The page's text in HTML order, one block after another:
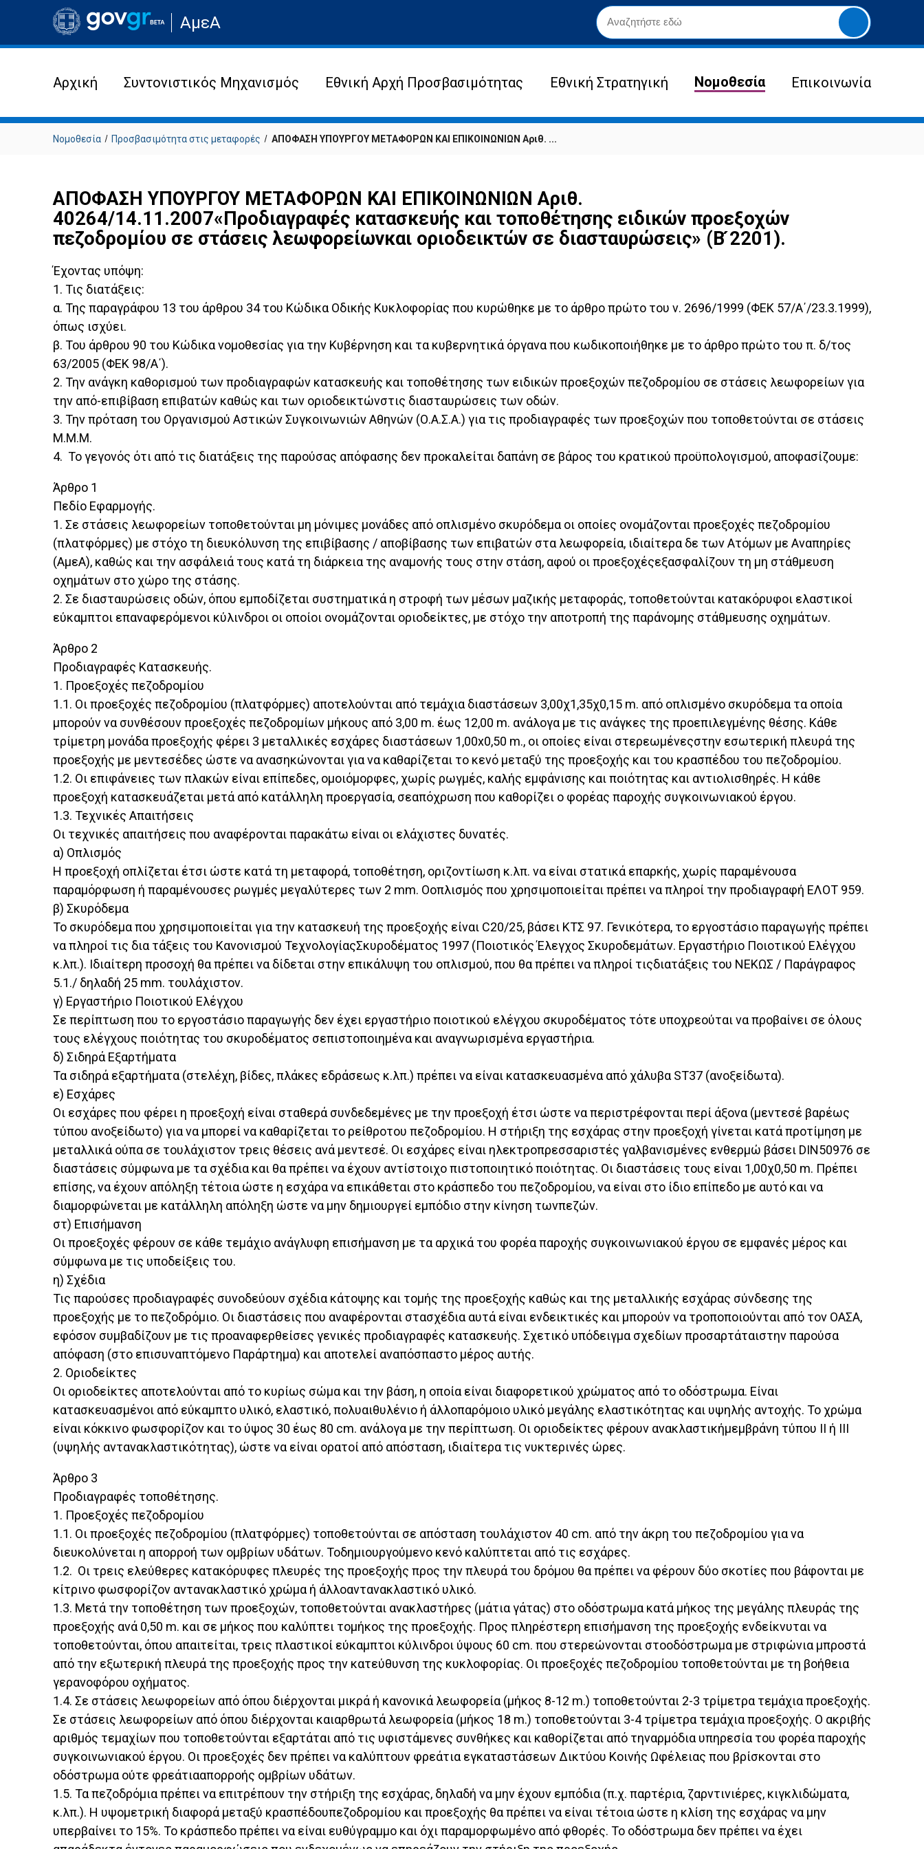
Μετάβαση
στην
σελίδα
ιστότοπου
ΑμεΑ
Yποβολή
αναζήτησης
Αρχική Συντονιστικός Μηχανισμός Εθνική Αρχή Προσβασιμότητας Εθνική Στρατηγική Νομοθεσία Επικοινωνία
Νομοθεσία Προσβασιμότητα στις μεταφορές ΑΠΟΦΑΣΗ ΥΠΟΥΡΓΟΥ ΜΕΤΑΦΟΡΩΝ ΚΑΙ ΕΠΙΚΟΙΝΩΝΙΩΝ Αριθ. ...
ΑΠΟΦΑΣΗ ΥΠΟΥΡΓΟΥ ΜΕΤΑΦΟΡΩΝ ΚΑΙ ΕΠΙΚΟΙΝΩΝΙΩΝ Αριθ.
40264/14.11.2007«Προδιαγραφές κατασκευής και τοποθέτησης ειδικών προεξοχών
πεζοδρομίου σε στάσεις λεωφορείωνκαι οριοδεικτών σε διασταυρώσεις» (Β ́2201).
Έχοντας υπόψη:
1. Τις διατάξεις:
α. Της παραγράφου 13 του άρθρου 34 του Κώδικα Οδικής Κυκλοφορίας που κυρώθηκε με το άρθρο πρώτο του ν. 2696/1999 (ΦΕΚ 57/A΄/23.3.1999),
όπως ισχύει.
β. Του άρθρου 90 του Κώδικα νομοθεσίας για την Κυβέρνηση και τα κυβερνητικά όργανα που κωδικοποιήθηκε με το άρθρο πρώτο του π. δ/τος
63/2005 (ΦΕΚ 98/Α΄).
2. Την ανάγκη καθορισμού των προδιαγραφών κατασκευής και τοποθέτησης των ειδικών προεξοχών πεζοδρομίου σε στάσεις λεωφορείων για
την από-επιβίβαση επιβατών καθώς και των οριοδεικτώνστις διασταυρώσεις των οδών.
3. Την πρόταση του Οργανισμού Αστικών Συγκοινωνιών Αθηνών (Ο.Α.Σ.Α.) για τις προδιαγραφές των προεξοχών που τοποθετούνται σε στάσεις
Μ.Μ.Μ.
4. Το γεγονός ότι από τις διατάξεις της παρούσας απόφασης δεν προκαλείται δαπάνη σε βάρος του κρατικού προϋπολογισμού, αποφασίζουμε:
Άρθρο 1
Πεδίο Εφαρμογής.
1. Σε στάσεις λεωφορείων τοποθετούνται μη μόνιμες μονάδες από οπλισμένο σκυρόδεμα οι οποίες ονομάζονται προεξοχές πεζοδρομίου
(πλατφόρμες) με στόχο τη διευκόλυνση της επιβίβασης / αποβίβασης των επιβατών στα λεωφορεία, ιδιαίτερα δε των Ατόμων με Αναπηρίες
(ΑμεΑ), καθώς και την ασφάλειά τους κατά τη διάρκεια της αναμονής τους στην στάση, αφού οι προεξοχέςεξασφαλίζουν τη μη στάθμευση
οχημάτων στο χώρο της στάσης.
2. Σε διασταυρώσεις οδών, όπου εμποδίζεται συστηματικά η στροφή των μέσων μαζικής μεταφοράς, τοποθετούνται κατακόρυφοι ελαστικοί
εύκαμπτοι επαναφερόμενοι κύλινδροι οι οποίοι ονομάζονται οριοδείκτες, με στόχο την αποτροπή της παράνομης στάθμευσης οχημάτων.
Άρθρο 2
Προδιαγραφές Κατασκευής.
1. Προεξοχές πεζοδρομίου
1.1. Οι προεξοχές πεζοδρομίου (πλατφόρμες) αποτελούνται από τεμάχια διαστάσεων 3,00χ1,35χ0,15 m. από οπλισμένο σκυρόδεμα τα οποία
μπορούν να συνθέσουν προεξοχές πεζοδρομίων μήκους από 3,00 m. έως 12,00 m. ανάλογα με τις ανάγκες της προεπιλεγμένης θέσης. Κάθε
τρίμετρη μονάδα προεξοχής φέρει 3 μεταλλικές εσχάρες διαστάσεων 1,00x0,50 m., οι οποίες είναι στερεωμένεςστην εσωτερική πλευρά της
προεξοχής με μεντεσέδες ώστε να ανασηκώνονται για να καθαρίζεται το κενό μεταξύ της προεξοχής και του κρασπέδου του πεζοδρομίου.
1.2. Οι επιφάνειες των πλακών είναι επίπεδες, ομοιόμορφες, χωρίς ρωγμές, καλής εμφάνισης και ποιότητας και αντιολισθηρές. Η κάθε
προεξοχή κατασκευάζεται μετά από κατάλληλη προεργασία, σεαπόχρωση που καθορίζει ο φορέας παροχής συγκοινωνιακού έργου.
1.3. Τεχνικές Απαιτήσεις
Οι τεχνικές απαιτήσεις που αναφέρονται παρακάτω είναι οι ελάχιστες δυνατές.
α) Οπλισμός
Η προεξοχή οπλίζεται έτσι ώστε κατά τη μεταφορά, τοποθέτηση, οριζοντίωση κ.λπ. να είναι στατικά επαρκής, χωρίς παραμένουσα
παραμόρφωση ή παραμένουσες ρωγμές μεγαλύτερες των 2 mm. Οοπλισμός που χρησιμοποιείται πρέπει να πληροί την προδιαγραφή ΕΛΟΤ 959.
β) Σκυρόδεμα
Το σκυρόδεμα που χρησιμοποιείται για την κατασκευή της προεξοχής είναι C20/25, βάσει ΚΤΣ 97. Γενικότερα, το εργοστάσιο παραγωγής πρέπει
να πληροί τις δια τάξεις του Κανονισμού ΤεχνολογίαςΣκυροδέματος 1997 (Ποιοτικός Έλεγχος Σκυροδεμάτων. Εργαστήριο Ποιοτικού Ελέγχου
κ.λπ.). Ιδιαίτερη προσοχή θα πρέπει να δίδεται στην επικάλυψη του οπλισμού, που θα πρέπει να πληροί τιςδιατάξεις του ΝΕΚΩΣ / Παράγραφος
5.1./ δηλαδή 25 mm. τουλάχιστον.
γ) Εργαστήριο Ποιοτικού Ελέγχου
Σε περίπτωση που το εργοστάσιο παραγωγής δεν έχει εργαστήριο ποιοτικού ελέγχου σκυροδέματος τότε υποχρεούται να προβαίνει σε όλους
τους ελέγχους ποιότητας του σκυροδέματος σεπιστοποιημένα και αναγνωρισμένα εργαστήρια.
δ) Σιδηρά Εξαρτήματα
Τα σιδηρά εξαρτήματα (στελέχη, βίδες, πλάκες εδράσεως κ.λπ.) πρέπει να είναι κατασκευασμένα από χάλυβα ST37 (ανοξείδωτα).
ε) Εσχάρες
Οι εσχάρες που φέρει η προεξοχή είναι σταθερά συνδεδεμένες με την προεξοχή έτσι ώστε να περιστρέφονται περί άξονα (μεντεσέ βαρέως
τύπου ανοξείδωτο) για να μπορεί να καθαρίζεται το ρείθροτου πεζοδρομίου. Η στήριξη της εσχάρας στην προεξοχή γίνεται κατά προτίμηση με
μεταλλικά ούπα σε τουλάχιστον τρεις θέσεις ανά μεντεσέ. Οι εσχάρες είναι ηλεκτροπρεσσαριστές γαλβανισμένες ενθερμώ βάσει DIN50976 σε
διαστάσεις σύμφωνα με τα σχέδια και θα πρέπει να έχουν αντίστοιχο πιστοποιητικό ποιότητας. Οι διαστάσεις τους είναι 1,00χ0,50 m. Πρέπει
επίσης, να έχουν απόληξη τέτοια ώστε η εσχάρα να επικάθεται στο κράσπεδο του πεζοδρομίου, να είναι στο ίδιο επίπεδο με αυτό και να
διαμορφώνεται με κατάλληλη απόληξη ώστε να μην δημιουργεί εμπόδιο στην κίνηση τωνπεζών.
στ) Επισήμανση
Οι προεξοχές φέρουν σε κάθε τεμάχιο ανάγλυφη επισήμανση με τα αρχικά του φορέα παροχής συγκοινωνιακού έργου σε εμφανές μέρος και
σύμφωνα με τις υποδείξεις του.
η) Σχέδια
Τις παρούσες προδιαγραφές συνοδεύουν σχέδια κάτοψης και τομής της προεξοχής καθώς και της μεταλλικής εσχάρας σύνδεσης της
προεξοχής με το πεζοδρόμιο. Οι διαστάσεις που αναφέρονται στασχέδια αυτά είναι ενδεικτικές και μπορούν να τροποποιούνται από τον ΟΑΣΑ,
εφόσον συμβαδίζουν με τις προαναφερθείσες γενικές προδιαγραφές κατασκευής. Σχετικό υπόδειγμα σχεδίων προσαρτάταιστην παρούσα
απόφαση (στο επισυναπτόμενο Παράρτημα) και αποτελεί αναπόσπαστο μέρος αυτής.
2. Οριοδείκτες
Οι οριοδείκτες αποτελούνται από το κυρίως σώμα και την βάση, η οποία είναι διαφορετικού χρώματος από το οδόστρωμα. Είναι
κατασκευασμένοι από εύκαμπτο υλικό, ελαστικό, πολυαιθυλένιο ή άλλοπαρόμοιο υλικό μεγάλης ελαστικότητας και υψηλής αντοχής. Το χρώμα
είναι κόκκινο φωσφορίζον και το ύψος 30 έως 80 cm. ανάλογα με την περίπτωση. Οι οριοδείκτες φέρουν ανακλαστικήμεμβράνη τύπου ΙΙ ή ΙΙΙ
(υψηλής αντανακλαστικότητας), ώστε να είναι ορατοί από απόσταση, ιδιαίτερα τις νυκτερινές ώρες.
Άρθρο 3
Προδιαγραφές τοποθέτησης.
1. Προεξοχές πεζοδρομίου
1.1. Οι προεξοχές πεζοδρομίου (πλατφόρμες) τοποθετούνται σε απόσταση τουλάχιστον 40 cm. από την άκρη του πεζοδρομίου για να
διευκολύνεται η απορροή των ομβρίων υδάτων. Τοδημιουργούμενο κενό καλύπτεται από τις εσχάρες.
1.2. Οι τρεις ελεύθερες κατακόρυφες πλευρές της προεξοχής προς την πλευρά του δρόμου θα πρέπει να φέρουν δύο σκοτίες που βάφονται με
κίτρινο φωσφορίζον αντανακλαστικό χρώμα ή άλλοαντανακλαστικό υλικό.
1.3. Μετά την τοποθέτηση των προεξοχών, τοποθετούνται ανακλαστήρες (μάτια γάτας) στο οδόστρωμα κατά μήκος της μεγάλης πλευράς της
προεξοχής ανά 0,50 m. και σε μήκος που καλύπτει τομήκος της προεξοχής. Προς πληρέστερη επισήμανση της προεξοχής ενδείκνυται να
τοποθετούνται, όπου απαιτείται, τρεις πλαστικοί εύκαμπτοι κύλινδροι ύψους 60 cm. που στερεώνονται στοοδόστρωμα με στριφώνια μπροστά
από την εξωτερική πλευρά της προεξοχής προς την κατεύθυνση της κυκλοφορίας. Οι προεξοχές πεζοδρομίου τοποθετούνται με τη βοήθεια
γερανοφόρου οχήματος.
1.4. Σε στάσεις λεωφορείων από όπου διέρχονται μικρά ή κανονικά λεωφορεία (μήκος 8-12 m.) τοποθετούνται 2-3 τρίμετρα τεμάχια προεξοχής.
Σε στάσεις λεωφορείων από όπου διέρχονται καιαρθρωτά λεωφορεία (μήκος 18 m.) τοποθετούνται 3-4 τρίμετρα τεμάχια προεξοχής. Ο ακριβής
αριθμός τεμαχίων που τοποθετούνται εξαρτάται από τις υφιστάμενες συνθήκες και καθορίζεται από τηναρμόδια υπηρεσία του φορέα παροχής
συγκοινωνιακού έργου. Οι προεξοχές δεν πρέπει να καλύπτουν φρεάτια εγκαταστάσεων Δικτύου Κοινής Ωφέλειας που βρίσκονται στο
οδόστρωμα ούτε φρεάτιααπορροής ομβρίων υδάτων.
1.5. Τα πεζοδρόμια πρέπει να επιτρέπουν την στήριξη της εσχάρας, δηλαδή να μην έχουν εμπόδια (π.χ. παρτέρια, ζαρντινιέρες, κιγκλιδώματα,
κ.λπ.). Η υψομετρική διαφορά μεταξύ κρασπέδουπεζοδρομίου και προεξοχής θα πρέπει να είναι τέτοια ώστε η κλίση της εσχάρας να μην
υπερβαίνει το 15%. Το κράσπεδο πρέπει να είναι ευθύγραμμο και όχι παραμορφωμένο από φθορές. Το οδόστρωμα δεν πρέπει να έχει